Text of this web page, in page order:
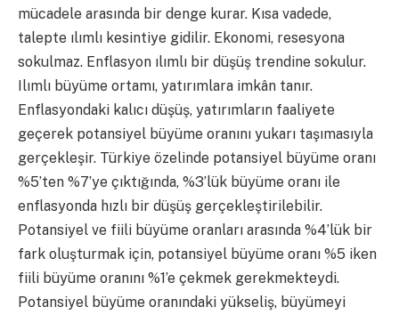
mücadele arasında bir denge kurar. Kısa vadede,
talepte ılımlı kesintiye gidilir. Ekonomi, resesyona
sokulmaz. Enflasyon ılımlı bir düşüş trendine sokulur.
Ilımlı büyüme ortamı, yatırımlara imkân tanır.
Enflasyondaki kalıcı düşüş, yatırımların faaliyete
geçerek potansiyel büyüme oranını yukarı taşımasıyla
gerçekleşir. Türkiye özelinde potansiyel büyüme oranı
%5’ten %7’ye çıktığında, %3’lük büyüme oranı ile
enflasyonda hızlı bir düşüş gerçekleştirilebilir.
Potansiyel ve fiili büyüme oranları arasında %4’lük bir
fark oluşturmak için, potansiyel büyüme oranı %5 iken
fiili büyüme oranını %1’e çekmek gerekmekteydi.
Potansiyel büyüme oranındaki yükseliş, büyümeyi